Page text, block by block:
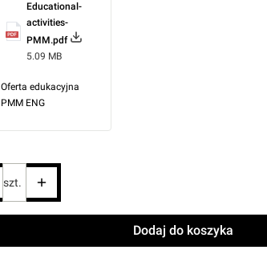
Educational-
activities-
PMM.pdf
5.09 MB
Oferta edukacyjna
PMM ENG
szt.
Dodaj do koszyka